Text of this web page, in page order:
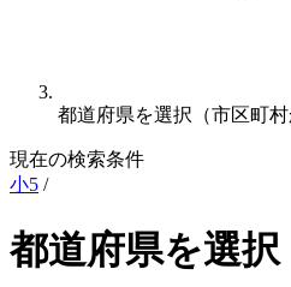
都道府県を選択（市区町村
現在の検索条件
小5 /
都道府県を選択